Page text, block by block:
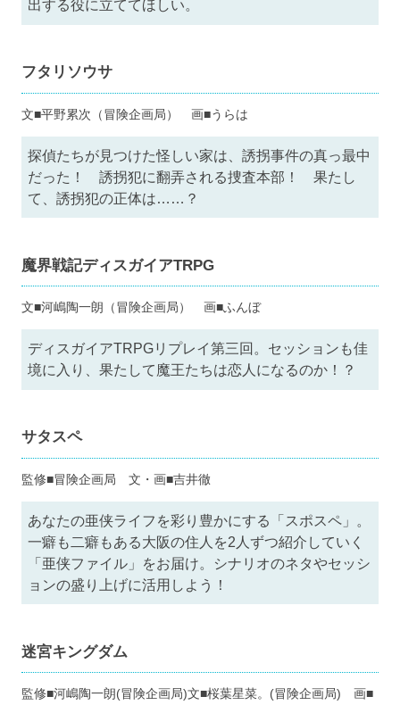
出する役に立ててほしい。
フタリソウサ
文■平野累次（冒険企画局） 画■うらは
探偵たちが見つけた怪しい家は、誘拐事件の真っ最中
だった！ 誘拐犯に翻弄される捜査本部！ 果たし
て、誘拐犯の正体は……？
魔界戦記ディスガイアTRPG
文■河嶋陶一朗（冒険企画局） 画■ふんぼ
ディスガイアTRPGリプレイ第三回。セッションも佳
境に入り、果たして魔王たちは恋人になるのか！？
サタスペ
監修■冒険企画局 文・画■吉井徹
あなたの亜侠ライフを彩り豊かにする「スポスペ」。
一癖も二癖もある大阪の住人を2人ずつ紹介していく
「亜侠ファイル」をお届け。シナリオのネタやセッシ
ョンの盛り上げに活用しよう！
迷宮キングダム
監修■河嶋陶一朗(冒険企画局)文■桜葉星菜。(冒険企画局) 画■